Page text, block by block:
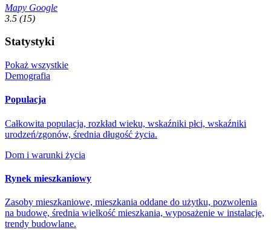
Mapy Google
3.5 (15)
Statystyki
Pokaż wszystkie
Demografia
Populacja
Całkowita populacja, rozkład wieku, wskaźniki płci, wskaźniki
urodzeń/zgonów, średnia długość życia.
Dom i warunki życia
Rynek mieszkaniowy
Zasoby mieszkaniowe, mieszkania oddane do użytku, pozwolenia
na budowę, średnia wielkość mieszkania, wyposażenie w instalacje,
trendy budowlane.